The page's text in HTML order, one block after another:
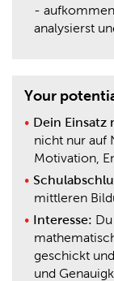
-
analysierst
Your
Dein Einsatz
nicht nur auf
Motivation,
mittleren
Interesse:
geschickt
und